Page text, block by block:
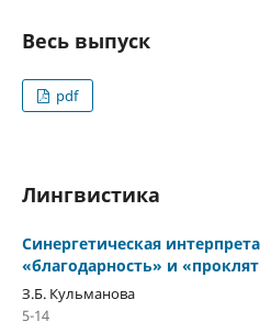
Весь выпуск
pdf
Лингвистика
Синергетическая
«благодарность» и
З.Б. Кульманова
5-14